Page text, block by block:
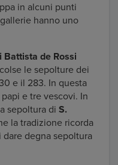
in alcuni punti
hanno uno
Battista de Rossi
le sepolture dei
e il 283. In questa
e tre vescovi. In
sepoltura di S.
la tradizione ricorda
degna sepoltura